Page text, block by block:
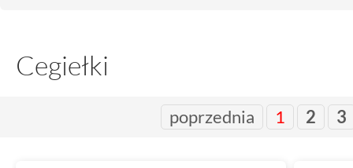
Cegiełki
poprzednia 1 2 3